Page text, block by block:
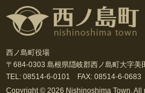
西ノ島町役場
〒684-0303 島根県隠岐郡西ノ島町大字美
TEL: 08514-6-0101 FAX: 08514-6-0683
Copyright © 2026 Nishinoshima Town. All